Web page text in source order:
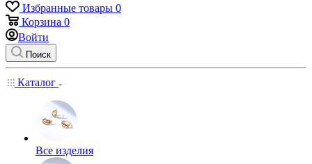
Избранные товары 0
Корзина 0
Войти
Поиск
Каталог
Все изделия